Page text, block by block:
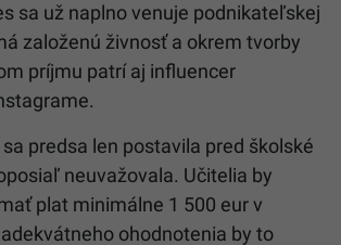
sa už naplno venuje podnikateľskej
založenú živnosť a okrem tvorby
príjmu patrí aj influencer
predsa len postavila pred školské
neuvažovala. Učitelia by
plat minimálne 1 500 eur v
ohodnotenia by to